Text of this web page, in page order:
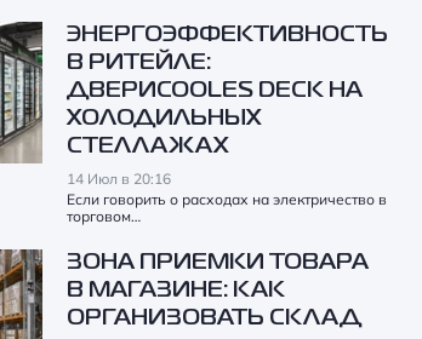
ЭНЕРГОЭФФЕКТИВНОСТЬ
В РИТЕЙЛЕ:
ДВЕРИCOOLES DECK НА
ХОЛОДИЛЬНЫХ
СТЕЛЛАЖАХ
14 Июл в 20:16
Если говорить о расходах на электричество в
торговом…
ЗОНА ПРИЕМКИ ТОВАРА
В МАГАЗИНЕ: КАК
ОРГАНИЗОВАТЬ СКЛАД